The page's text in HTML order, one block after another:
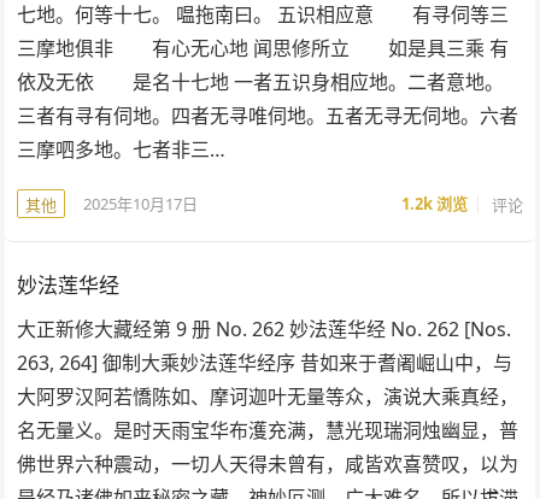
七地。何等十七。 嗢拖南曰。 五识相应意 有寻伺等三
三摩地俱非 有心无心地 闻思修所立 如是具三乘 有
依及无依 是名十七地 一者五识身相应地。二者意地。
三者有寻有伺地。四者无寻唯伺地。五者无寻无伺地。六者
三摩呬多地。七者非三…
其他 2025年10月17日 1.2k浏览 评论
妙法莲华经
大正新修大藏经第 9 册 No. 262 妙法莲华经 No. 262 [Nos.
263, 264] 御制大乘妙法莲华经序 昔如来于耆阇崛山中，与
大阿罗汉阿若憍陈如、摩诃迦叶无量等众，演说大乘真经，
名无量义。是时天雨宝华布濩充满，慧光现瑞洞烛幽显，普
佛世界六种震动，一切人天得未曾有，咸皆欢喜赞叹，以为